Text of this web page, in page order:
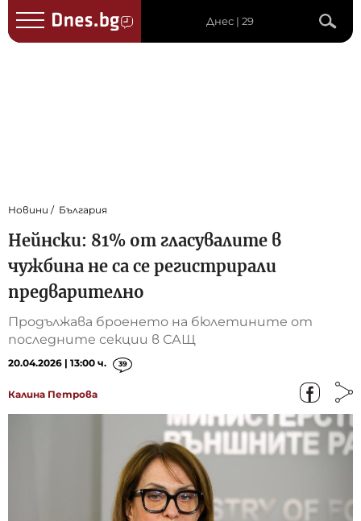
Днес | 29
Новини България
Нейнски: 81% от гласувалите в
чужбина не са се регистрирали
предварително
Продължава броенето на бюлетините от
последните секции в САЩ
20.04.2026 | 13:00 ч. 39
Калина Петрова